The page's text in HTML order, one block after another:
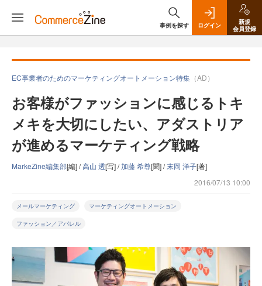
事例を探す ログイン
新規
会員登録
EC事業者のためのマーケティングオートメーション特集 （AD）
お客様がファッションに感じるトキ
メキを大切にしたい、アダストリア
が進めるマーケティング戦略
MarkeZine編集部[編] /高山 透[写] /加藤 希尊[聞] /末岡 洋子[著]
2016/07/13 10:00
メールマーケティング マーケティングオートメーション
ファッション／アパレル